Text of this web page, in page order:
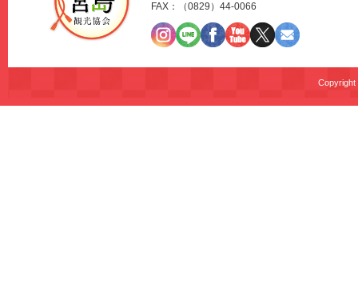
FAX：（0829）44-0066
Copyright